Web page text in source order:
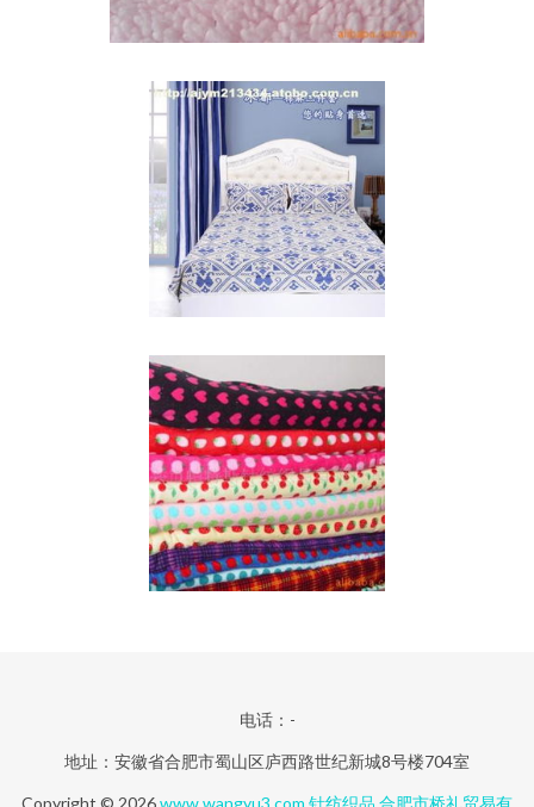
电话：-
地址：安徽省合肥市蜀山区庐西路世纪新城8号楼704室
Copyright © 2026www.wangyu3.com 针纺织品 合肥市桥礼贸易有